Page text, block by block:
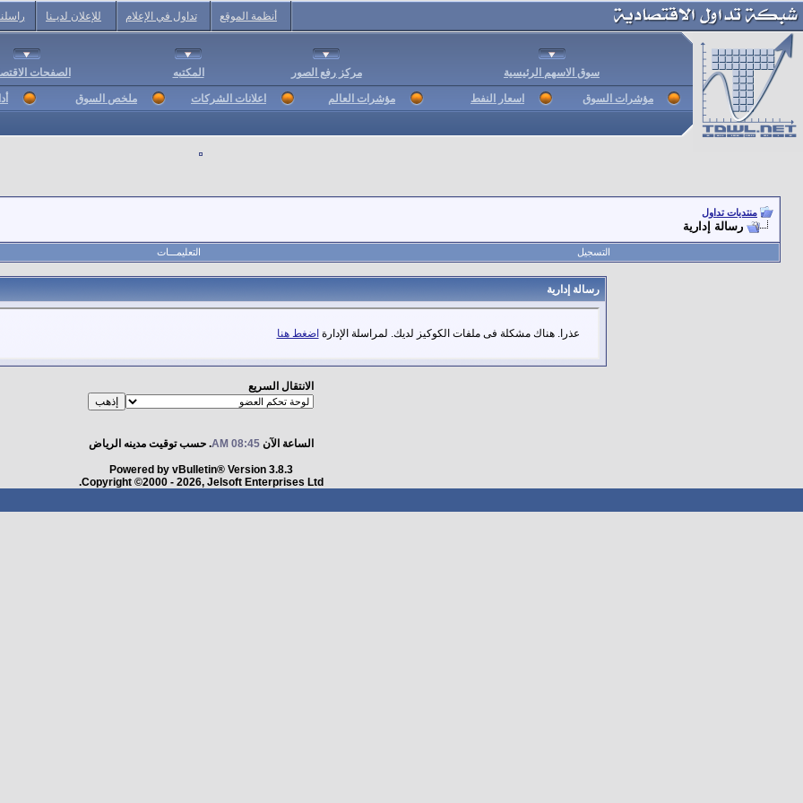
أنظمة الموقع تداول في الإعلام للإعلان لديـنا
سوق الاسهم الرئيسية مركز رفع الصور المكتبه الصفحات
مؤشرات السوق اسعار النفط مؤشرات العالم اعلانات الشركات ملخص السوق
منتديات تداول
رسالة إدارية
التسجيل التعليمـــات
رسالة إدارية
عذرا. هناك مشكلة فى ملفات الكوكيز لديك. لمراسلة الإدارة اضغط هنا
الانتقال السريع
الساعة الآن08:45 AM . حسب توقيت مدينه الرياض
Powered by vBulletin® Version 3.8.3
Copyright ©2000 - 2026, Jelsoft Enterprises Ltd.